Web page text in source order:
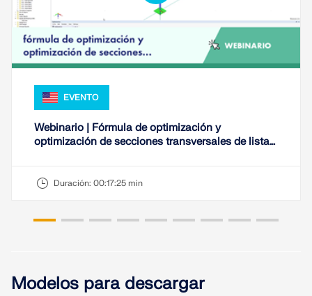
EVENTO
Webinario | Fórmula de optimización y
optimización de secciones transversales de listas
Duración: 00:17:25 min
Modelos para descargar